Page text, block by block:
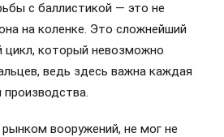
с баллистикой — это не
на коленке. Это сложнейший
цикл, который невозможно
ведь здесь важна каждая
вооружений, не мог не